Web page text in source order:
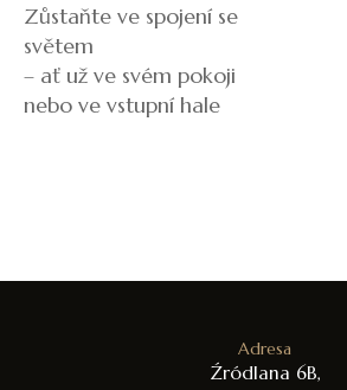
Zůstaňte ve spojení se
světem
– ať už ve svém pokoji
nebo ve vstupní hale
Adresa
Źródlana 6B,